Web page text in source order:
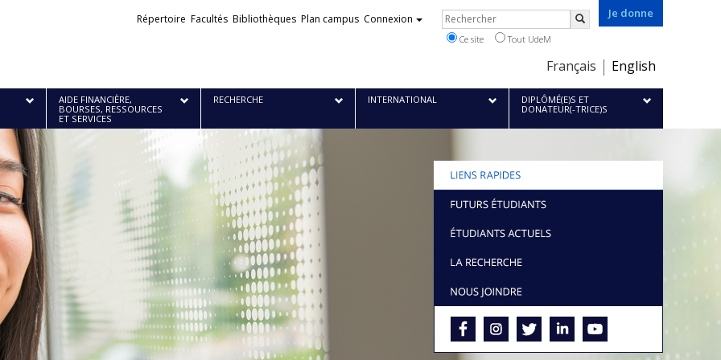
Je donne
Choix
de
la
langue
Français English
Liens
Répertoire Facultés Bibliothèques Plan campus Connexion Rechercher
Ce site Tout UdeM
AIDE FINANCIÈRE,
BOURSES, RESSOURCES
ET SERVICES
RECHERCHE INTERNATIONAL
DIPLÔMÉ(E)S ET
DONATEUR(-TRICE)S